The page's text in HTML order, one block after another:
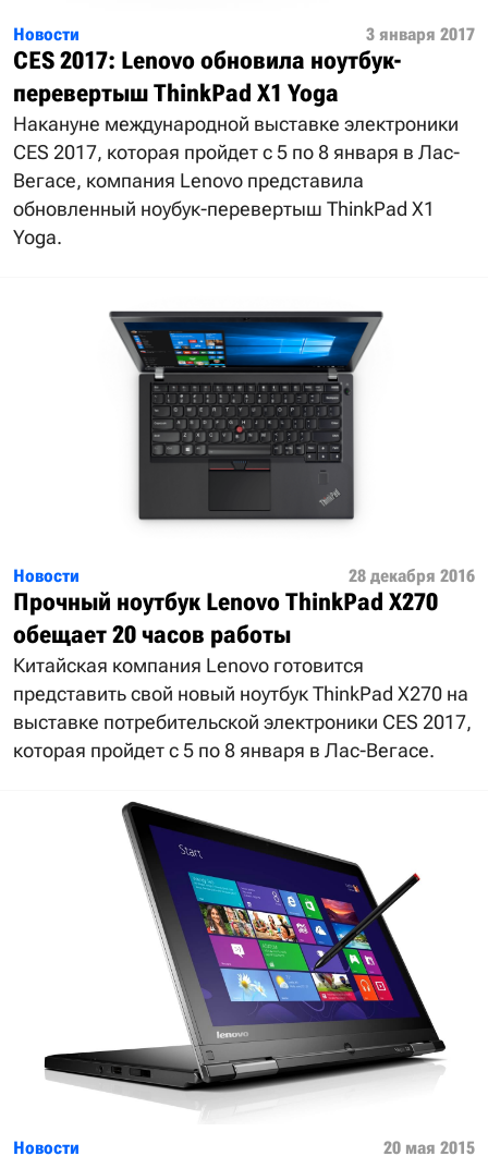
Новости 3 января 2017
CES 2017: Lenovo обновила ноутбук-
перевертыш ThinkPad X1 Yoga
Накануне международной выставке электроники
CES 2017, которая пройдет с 5 по 8 января в Лас-
Вегасе, компания Lenovo представила
обновленный ноубук-перевертыш ThinkPad X1
Yoga.
Новости 28 декабря 2016
Прочный ноутбук Lenovo ThinkPad X270
обещает 20 часов работы
Китайская компания Lenovo готовится
представить свой новый ноутбук ThinkPad X270 на
выставке потребительской электроники CES 2017,
которая пройдет с 5 по 8 января в Лас-Вегасе.
Новости 20 мая 2015